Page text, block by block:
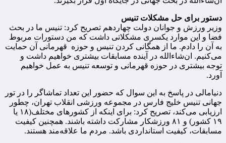
دستور برای حل مشکلات تنیس
وزیر ورزش و جوانان دولت چهاردهم تصریح کرد: تنیس ما در بحث
فضا و این موارد یکسری مشکلاتی داشت که من دستورات مربوط
به آن را دادم. ما از همگانی کردن تنیس و حوزه قهرمانی آن حمایت
می‌کنیم. ان‌شاءالله در آینده مسابقات بیشتری خواهیم داشت و
توجه بیشتری در حوزه قهرمانی و توسعه تنیس به عمل خواهیم
آورد.
دنیامالی در پاسخ به این سوال که حضور این تعداد تماشاگر را در تور
جهانی تنیس خلیج فارس در مجموعه ورزشی انقلاب تهران، چطور
ارزیابی می‌کند، تصریح کرد: برای اینکه از کشورهای مختلف(۱۸ یا
۱۹ کشور) و ۸۱ ورزشکار مشارکت داشته باشند. همچنین کیفیت
مسابقات، کیفیت استانداردی باشد. مردم ما علاقه‌مند هستند.